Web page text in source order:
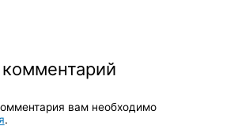
вам необходимо
.